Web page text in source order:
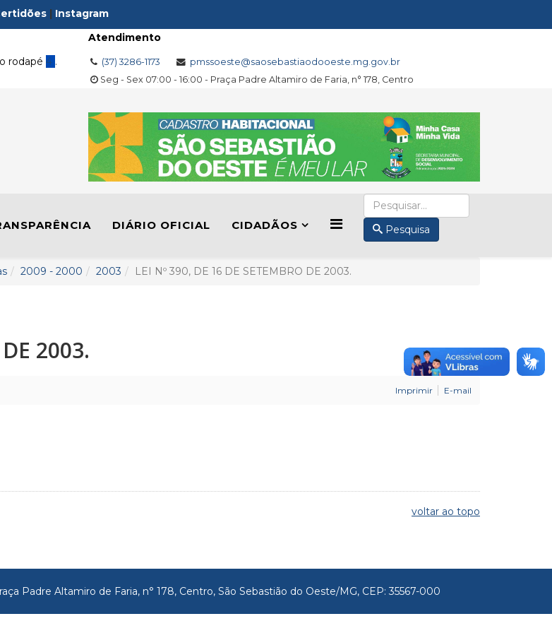
| Instagram
rodapé 4 .
Atendimento
(37) 3286-1173
pmssoeste@saosebastiaodooeste.mg.gov.br
Seg - Sex 07:00 - 16:00 - Praça Padre Altamiro de Faria, n° 178, Centro
DIÁRIO OFICIAL CIDADÃOS Pesquisa
2009 - 2000 2003 LEI Nº 390, DE 16 DE SETEMBRO DE 2003.
2003.
Imprimir E-mail
voltar ao topo
Padre Altamiro de Faria, n° 178, Centro, São Sebastião do Oeste/MG, CEP: 35567-000